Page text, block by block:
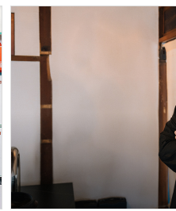
한강대로100